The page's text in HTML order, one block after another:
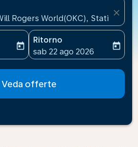
Rogers World(OKC), Stati Uniti
close
date-aria-label
today
Ritorno
fc-booking-return-date-
sab 22 ago 2026
today
Veda offerte